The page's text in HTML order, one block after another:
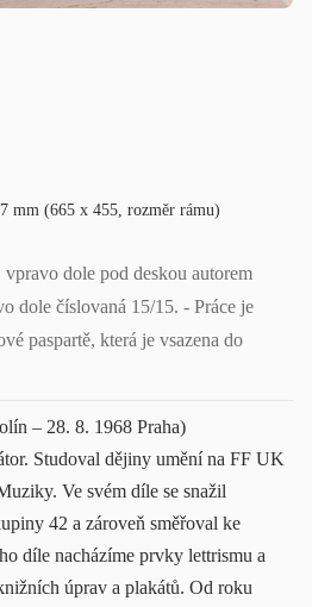
mm (665 x 455, rozměr rámu)
dole pod deskou autorem
dole číslovaná 15/15. - Práce je
paspartě, která je vsazena do
– 28. 8. 1968 Praha)
Studoval dějiny umění na FF UK
Ve svém díle se snažil
42 a zároveň směřoval ke
díle nacházíme prvky lettrismu a
úprav a plakátů. Od roku